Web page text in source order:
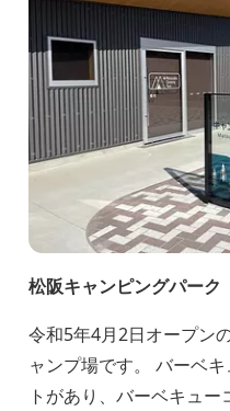
松阪キャンピングパーク
令和5年4月2日オープン
ャンプ場です。 バーベ
トがあり、バーベキュ